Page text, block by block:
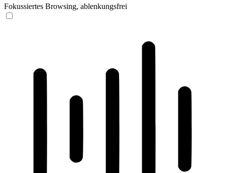
Fokussiertes Browsing, ablenkungsfrei